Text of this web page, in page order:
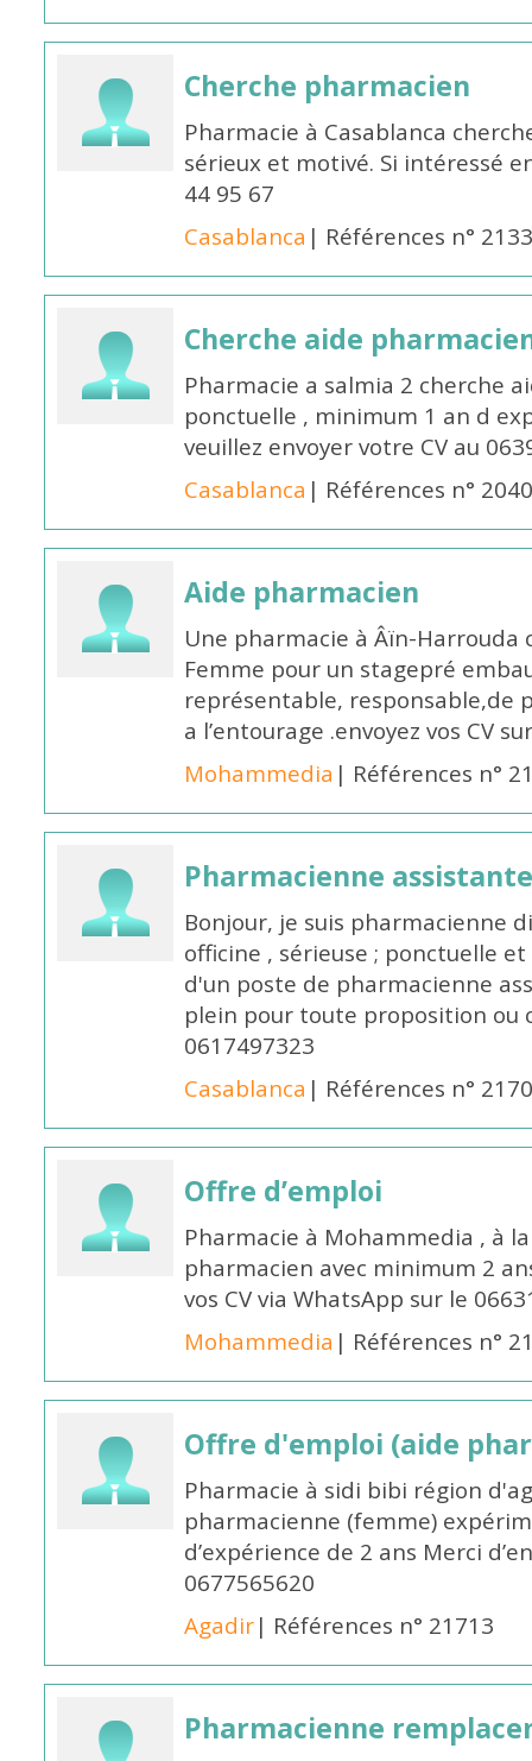
Cherche pharmacien
Pharmacie à Casablanca
sérieux et motivé. Si intéressé
44 95 67
Casablanca | Références n°
Cherche aide
Pharmacie a salmia 2 cherche
ponctuelle , minimum 1 an d
veuillez envoyer votre CV au
Casablanca | Références n°
Aide pharmacien
Une pharmacie à Âïn-Harrouda
Femme pour un stagepré
représentable,
a l’entourage .envoyez vos CV
Mohammedia | Références n°
Pharmacienne
Bonjour, je suis pharmacienne
officine , sérieuse ; ponctuelle
d'un poste de pharmacienne
plein pour toute proposition ou
0617497323
Casablanca | Références n°
Offre d’emploi
Pharmacie à Mohammedia , à
pharmacien avec minimum 2
vos CV via WhatsApp sur le
Mohammedia | Références n°
Offre d'emploi (aide
Pharmacie à sidi bibi région
pharmacienne (femme)
d’expérience de 2 ans Merci
0677565620
Agadir| Références n° 21713
Pharmacienne